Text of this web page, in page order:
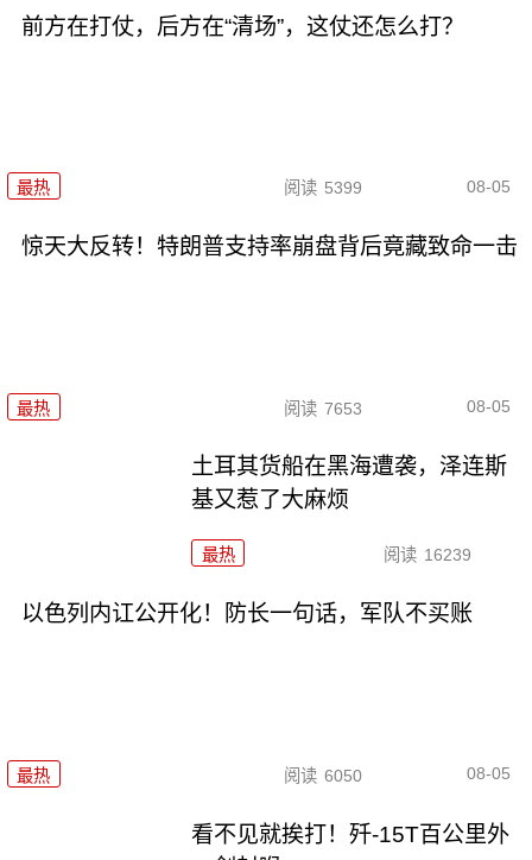
前方在打仗，后方在“清场”，这仗还怎么打？
最热 阅读 5399 08-05
惊天大反转！特朗普支持率崩盘背后竟藏致命一击
最热 阅读 7653 08-05
土耳其货船在黑海遭袭，泽连斯
基又惹了大麻烦
最热 阅读 16239
以色列内讧公开化！防长一句话，军队不买账
最热 阅读 6050 08-05
看不见就挨打！歼-15T百公里外